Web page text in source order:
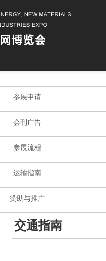
参展申请
会刊广告
参展流程
运输指南
赞助与推广
交通指南